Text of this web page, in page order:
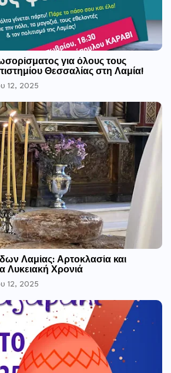
για όλους τους
Θεσσαλίας στη Λαμία!
12, 2025
Λαμίας: Αρτοκλασία και
Λυκειακή Χρονιά
12, 2025